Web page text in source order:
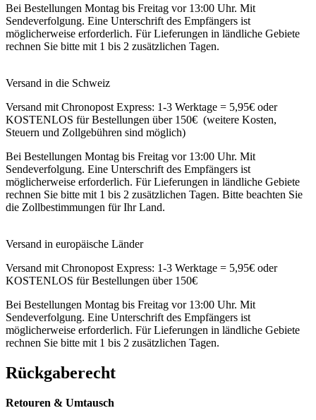
Bei Bestellungen Montag bis Freitag vor 13:00 Uhr. Mit
Sendeverfolgung. Eine Unterschrift des Empfängers ist
möglicherweise erforderlich. Für Lieferungen in ländliche Gebiete
rechnen Sie bitte mit 1 bis 2 zusätzlichen Tagen.
Versand in die Schweiz
Versand mit Chronopost Express: 1-3 Werktage = 5,95€ oder
KOSTENLOS für Bestellungen über 150€ (weitere Kosten,
Steuern und Zollgebühren sind möglich)
Bei Bestellungen Montag bis Freitag vor 13:00 Uhr. Mit
Sendeverfolgung. Eine Unterschrift des Empfängers ist
möglicherweise erforderlich. Für Lieferungen in ländliche Gebiete
rechnen Sie bitte mit 1 bis 2 zusätzlichen Tagen. Bitte beachten Sie
die Zollbestimmungen für Ihr Land.
Versand in europäische Länder
Versand mit Chronopost Express: 1-3 Werktage = 5,95€ oder
KOSTENLOS für Bestellungen über 150€
Bei Bestellungen Montag bis Freitag vor 13:00 Uhr. Mit
Sendeverfolgung. Eine Unterschrift des Empfängers ist
möglicherweise erforderlich. Für Lieferungen in ländliche Gebiete
rechnen Sie bitte mit 1 bis 2 zusätzlichen Tagen.
Rückgaberecht
Retouren & Umtausch